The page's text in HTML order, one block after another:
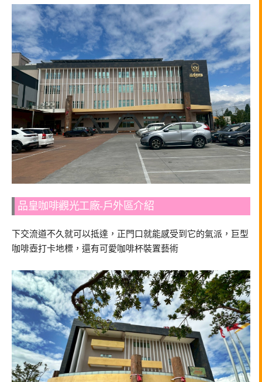
品皇咖啡觀光工廠-戶外區介紹
下交流道不久就可以抵達，正門口就能感受到它的氣派，巨型
咖啡壺打卡地標，還有可愛咖啡杯裝置藝術